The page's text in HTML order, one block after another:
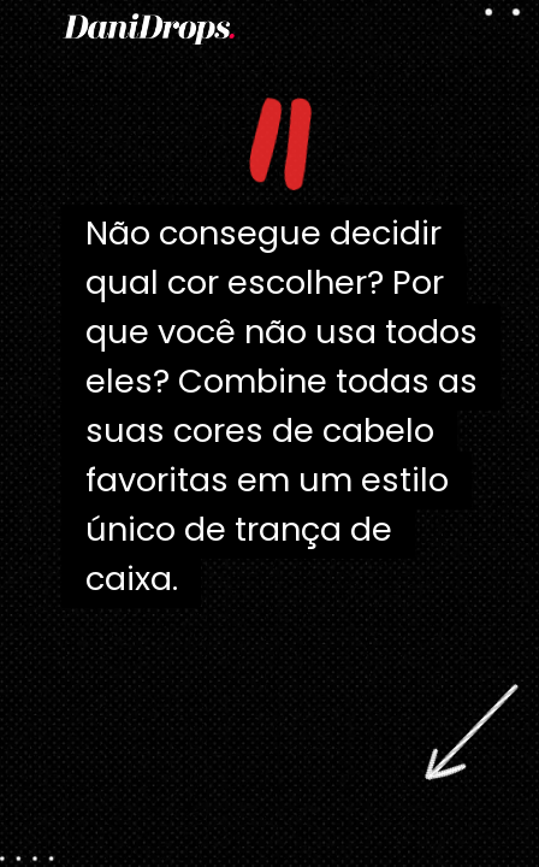
"
Não consegue decidir
qual cor escolher? Por
que você não usa todos
eles? Combine todas as
suas cores de cabelo
favoritas em um estilo
único de trança de
caixa.
Não consegue decidir
qual cor escolher? Por
que você não usa todos
eles? Combine todas as
suas cores de cabelo
favoritas em um estilo
único de trança de
caixa.